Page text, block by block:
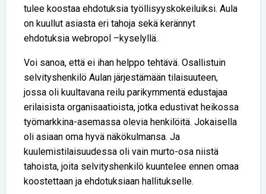
tulee koostaa ehdotuksia työllisyyskokeiluiksi. Aula
on kuullut asiasta eri tahoja sekä kerännyt
ehdotuksia webropol –kyselyllä.
Voi sanoa, että ei ihan helppo tehtävä. Osallistuin
selvityshenkilö Aulan järjestämään tilaisuuteen,
jossa oli kuultavana reilu parikymmentä edustajaa
erilaisista organisaatioista, jotka edustivat heikossa
työmarkkina-asemassa olevia henkilöitä. Jokaisella
oli asiaan oma hyvä näkökulmansa. Ja
kuulemistilaisuudessa oli vain murto-osa niistä
tahoista, joita selvityshenkilö kuuntelee ennen omaa
koostettaan ja ehdotuksiaan hallitukselle.